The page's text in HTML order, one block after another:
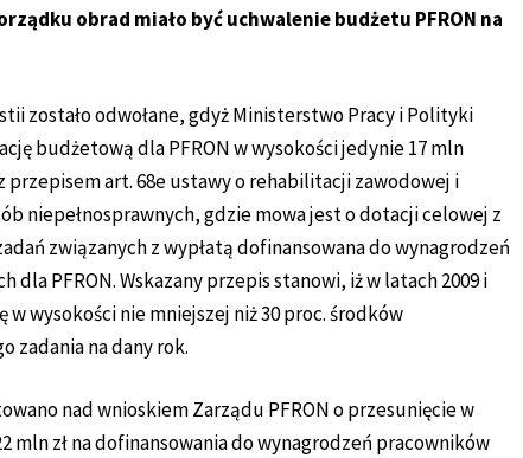
obrad miało być uchwalenie budżetu PFRON na
zostało odwołane, gdyż Ministerstwo Pracy i Polityki
budżetową dla PFRON w wysokości jedynie 17 mln
przepisem art. 68e ustawy o rehabilitacji zawodowej i
niepełnosprawnych, gdzie mowa jest o dotacji celowej z
związanych z wypłatą dofinansowana do wynagrodzeń
dla PFRON. Wskazany przepis stanowi, iż w latach 2009 i
wysokości nie mniejszej niż 30 proc. środków
zadania na dany rok.
nad wnioskiem Zarządu PFRON o przesunięcie w
mln zł na dofinansowania do wynagrodzeń pracowników